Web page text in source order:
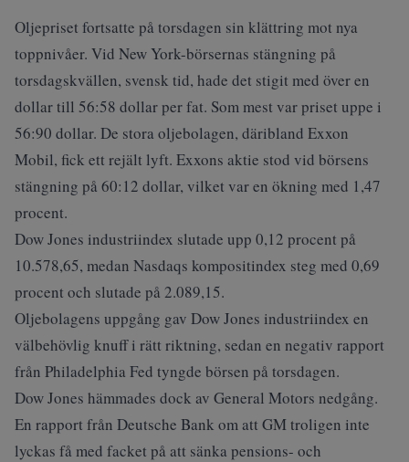
Oljepriset fortsatte på torsdagen sin klättring mot nya
toppnivåer. Vid New York-börsernas stängning på
torsdagskvällen, svensk tid, hade det stigit med över en
dollar till 56:58 dollar per fat. Som mest var priset uppe i
56:90 dollar. De stora oljebolagen, däribland Exxon
Mobil, fick ett rejält lyft. Exxons aktie stod vid börsens
stängning på 60:12 dollar, vilket var en ökning med 1,47
procent.
Dow Jones industriindex slutade upp 0,12 procent på
10.578,65, medan Nasdaqs kompositindex steg med 0,69
procent och slutade på 2.089,15.
Oljebolagens uppgång gav Dow Jones industriindex en
välbehövlig knuff i rätt riktning, sedan en negativ rapport
från Philadelphia Fed tyngde börsen på torsdagen.
Dow Jones hämmades dock av General Motors nedgång.
En rapport från Deutsche Bank om att GM troligen inte
lyckas få med facket på att sänka pensions- och